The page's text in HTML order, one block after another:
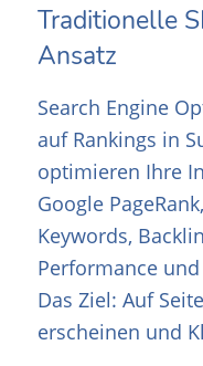
Traditionelle
Ansatz
Search Engine
auf Rankings in
optimieren Ihre
Google
Keywords,
Performance
Das Ziel: Auf
erscheinen und